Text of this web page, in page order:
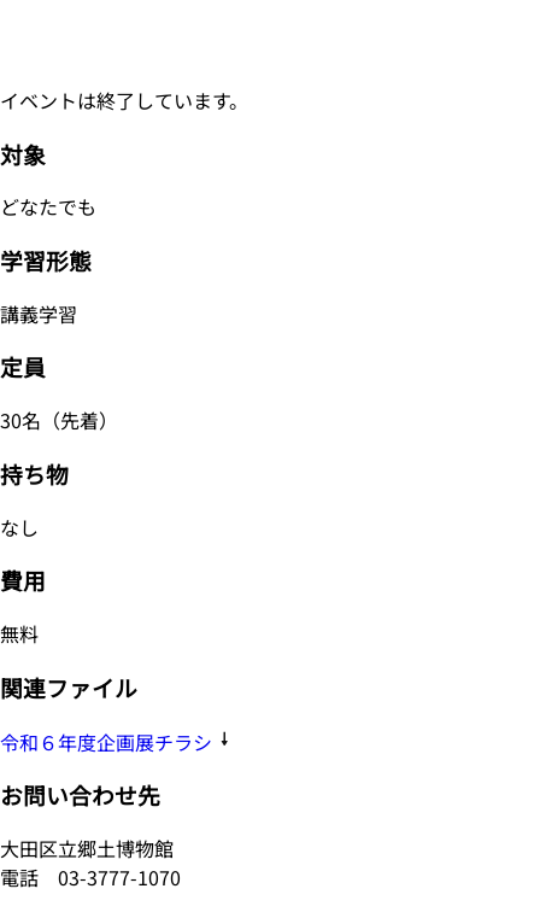
イベントは終了しています。
対象
どなたでも
学習形態
講義学習
定員
30名（先着）
持ち物
なし
費用
無料
関連ファイル
令和６年度企画展チラシ
お問い合わせ先
大田区立郷土博物館
電話 03-3777-1070